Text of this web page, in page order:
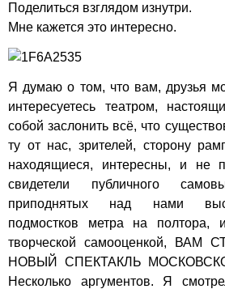
Поделиться взглядом изнутри.
Мне кажется это интересно.
Я думаю о том, что вам, друзья
интересуетесь театром,
собой заслонить всё, что
ту от нас, зрителей, сторону
находящиеся, интересны, и не
свидетели публичного
приподнятых над нами
подмостков метра на полтора,
творческой самооценкой,
НОВЫЙ СПЕКТАКЛЬ
Несколько аргументов. Я